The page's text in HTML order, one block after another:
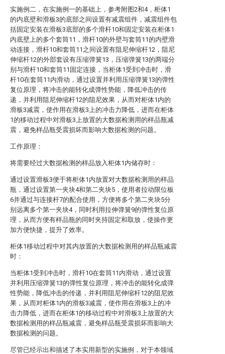
实施例二，在实施例一的基础上，参考附图2和4，柜体1
的内底壁和滑板3的底部之间设置有减震组件，减震组件包
括固定安装在滑板3底部的多个滑杆10和固定安装在柜体1
内底壁上的多个套筒11，滑杆10的外壁与套筒11的内壁滑
动连接，滑杆10和套筒11之间设置有阻尼伸缩杆12，阻尼
伸缩杆12的外部套设有压缩弹簧13，压缩弹簧13的两端分
别与滑杆10和套筒11固定连接，当柜体1受到冲击时，滑
杆10在套筒11内滑动，通过设置并利用压缩弹簧13的弹性
复位原理，将冲击的能转化成弹性势能，降低冲击的传
递，并利用阻尼伸缩杆12的阻尼效果，从而对柜体1内的
滑板3减震，使作用在滑板3上的冲击力降低，进而在柜体
1的移动过程中对滑板3上放置的大数据检测用的样品瓶减
震，避免样品瓶受震损坏而影响大数据检测的问题。
工作原理：
将需要经过大数据检测的样品放入柜体1内储存时：
通过设置滑板3便于将柜体1内放置对大数据检测用的样品
瓶，通过设置第一夹块4和第二夹块5，使用者拉动限位板
6并通过与连接杆7的配合使用，方便将多个第二夹块5分
别远离多个第一夹块4，同时利用拉伸弹簧9的弹性复位原
理，从而方便有样品瓶的同时夹持固定和取放，使操作更
加方便快捷，提升了效率。
柜体1移动过程中对其内放置的大数据检测用的样品瓶减震
时：
当柜体1受到冲击时，滑杆10在套筒11内滑动，通过设置
并利用压缩弹簧13的弹性复位原理，将冲击的能转化成弹
性势能，降低冲击的传递，并利用阻尼伸缩杆12的阻尼效
果，从而对柜体1内的滑板3减震，使作用在滑板3上的冲
击力降低，进而在柜体1的移动过程中对滑板3上放置的大
数据检测用的样品瓶减震，避免样品瓶受震损坏而影响大
数据检测的问题。
尽管已经示出和描述了本实用新型的实施例，对于本领域